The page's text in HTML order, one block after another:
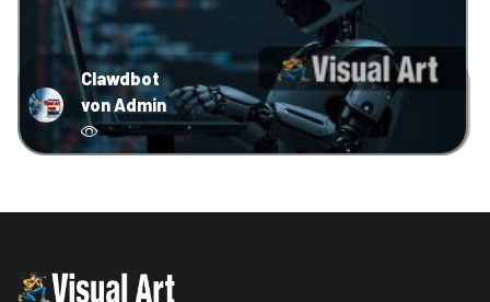
Clawdbot
von Admin